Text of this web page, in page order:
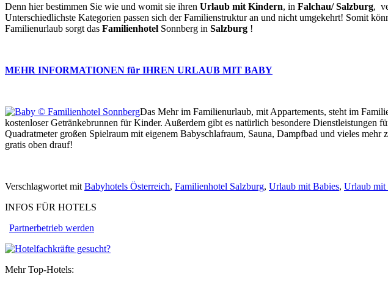
Denn hier bestimmen Sie wie und womit sie ihren Urlaub mit Kindern, in Falchau/ Salzburg,
Unterschiedlichste Kategorien passen sich der Familienstruktur an und nicht umgekehrt! Somit
Familienurlaub sorgt das Familienhotel Sonnberg in Salzburg !
MEHR INFORMATIONEN für IHREN URLAUB MIT BABY
Das Mehr im Familienurlaub, mit Appartements, steht im
kostenloser Getränkebrunnen für Kinder. Außerdem gibt es natürlich besondere
Quadratmeter großen Spielraum mit eigenem Babyschlafraum, Sauna, Dampfbad und vieles
gratis oben drauf!
Verschlagwortet mit Babyhotels Österreich, Familienhotel Salzburg, Urlaub mit Babies, Urlaub mit
INFOS FÜR HOTELS
Partnerbetrieb werden
Mehr Top-Hotels: